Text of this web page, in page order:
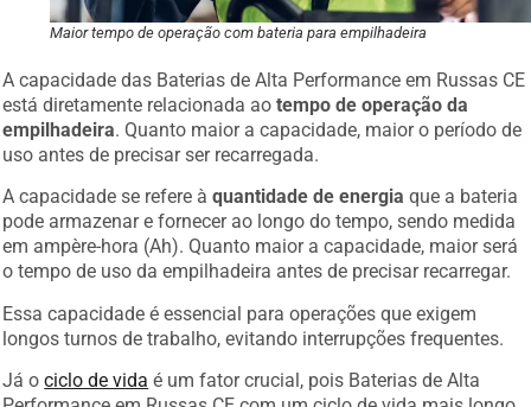
Maior tempo de operação com bateria para empilhadeira
A capacidade das Baterias de Alta Performance em Russas CE
está diretamente relacionada aotempo de operação da
empilhadeira. Quanto maior a capacidade, maior o período de
uso antes de precisar ser recarregada.
A capacidade se refere àquantidade de energia que a bateria
pode armazenar e fornecer ao longo do tempo, sendo medida
em ampère-hora (Ah). Quanto maior a capacidade, maior será
o tempo de uso da empilhadeira antes de precisar recarregar.
Essa capacidade é essencial para operações que exigem
longos turnos de trabalho, evitando interrupções frequentes.
Já ociclo de vida é um fator crucial, pois Baterias de Alta